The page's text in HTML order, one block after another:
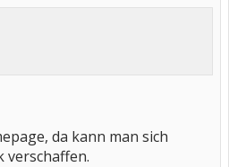
da kann man sich
verschaffen.